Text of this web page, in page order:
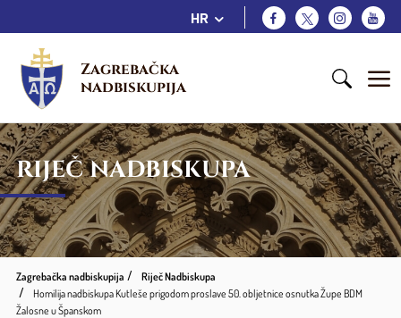
HR
Zagrebačka
nadbiskupija
RIJEČ NADBISKUPA
Zagrebačka nadbiskupija
Riječ Nadbiskupa
Homilija nadbiskupa Kutleše prigodom proslave 50. obljetnice osnutka Župe BDM
Žalosne u Španskom